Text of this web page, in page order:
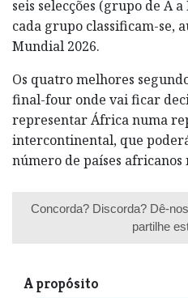
seis selecções (grupo de A
cada grupo classificam-se,
Mundial 2026.
Os quatro melhores
final-four onde vai ficar
representar África numa
intercontinental, que
número de países africanos
Concorda? Discorda? Dê-
partilhe
A propósito